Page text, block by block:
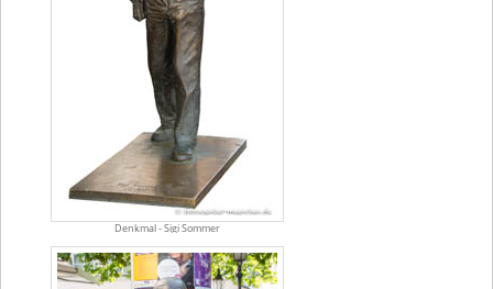
Denkmal - Sigi Sommer